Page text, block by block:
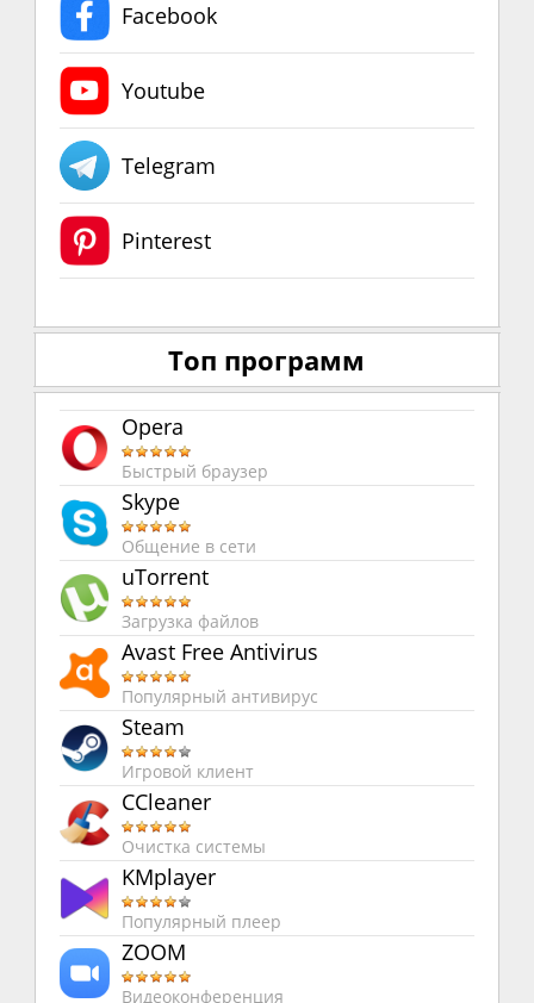
Facebook
Youtube
Telegram
Pinterest
Топ программ
Opera
Быстрый браузер
Skype
Общение в сети
uTorrent
Загрузка файлов
Avast Free Antivirus
Популярный антивирус
Steam
Игровой клиент
CCleaner
Очистка системы
KMplayer
Популярный плеер
ZOOM
Видеоконференция